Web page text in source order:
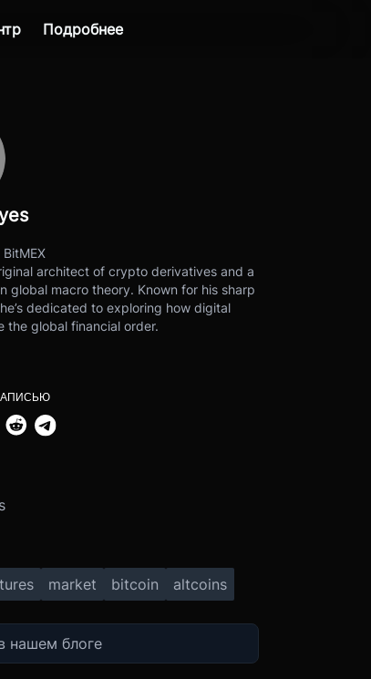
Подробнее
architect of crypto derivatives and a
global macro theory. Known for his sharp
dedicated to exploring how digital
the global financial order.
market bitcoin altcoins